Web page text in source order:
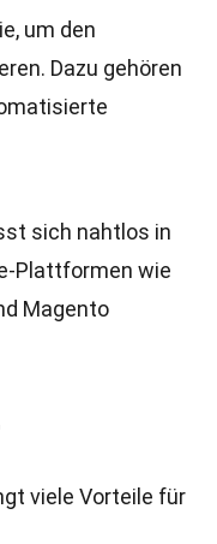
um den
Dazu gehören
sich nahtlos in
Plattformen wie
Magento
viele Vorteile für